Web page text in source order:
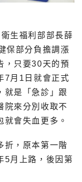
生福利部部長薛
保部分負擔調漲
，只要30天的預
7月1日就會正式
就是「急診」跟
院來分別收取不
就會失血更多。
折，原本第一階
5月上路，後因第